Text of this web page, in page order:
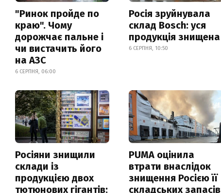
"Ринок пройде по
краю". Чому
дорожчає пальне і
чи вистачить його
на АЗС
6 СЕРПНЯ, 06:00
Росія зруйнувала
склад Bosch: уся
продукція знищена
6 СЕРПНЯ, 10:50
Росіяни знищили
склади із
продукцією двох
тютюнових гігантів:
PUMA оцінила
втрати внаслідок
знищення Росією її
складських запасів